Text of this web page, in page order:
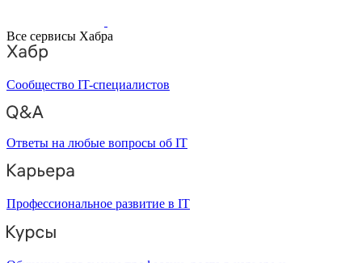
Все сервисы Хабра
Сообщество IT-специалистов
Ответы на любые вопросы об IT
Профессиональное развитие в IT